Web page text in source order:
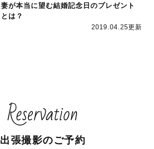
妻が本当に望む結婚記念日のプレゼント
とは？
2019.04.25更新
Reservation
出張撮影のご予約